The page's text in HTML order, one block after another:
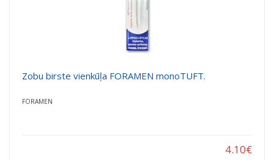
Zobu birste vienkūļa FORAMEN monoTUFT.
FORAMEN
4.10€